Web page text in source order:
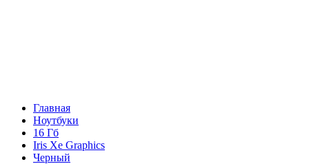
Главная
Ноутбуки
16 Гб
Iris Xe Graphics
Черный